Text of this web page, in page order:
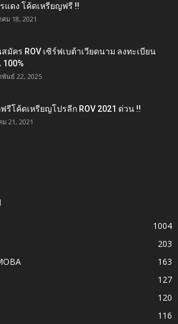
แดง โค้ดเหรียญฟรี !!
ม 18, 2021
มัคร ROV เซิร์ฟเบต้าเวียดนาม ลงทะเบียน
100%
พันธ์ 22, 2025
รีโค้ดเหรียญโปรลีก ROV 2021 ด่วน !!
21, 2021
1004
203
163
127
120
116